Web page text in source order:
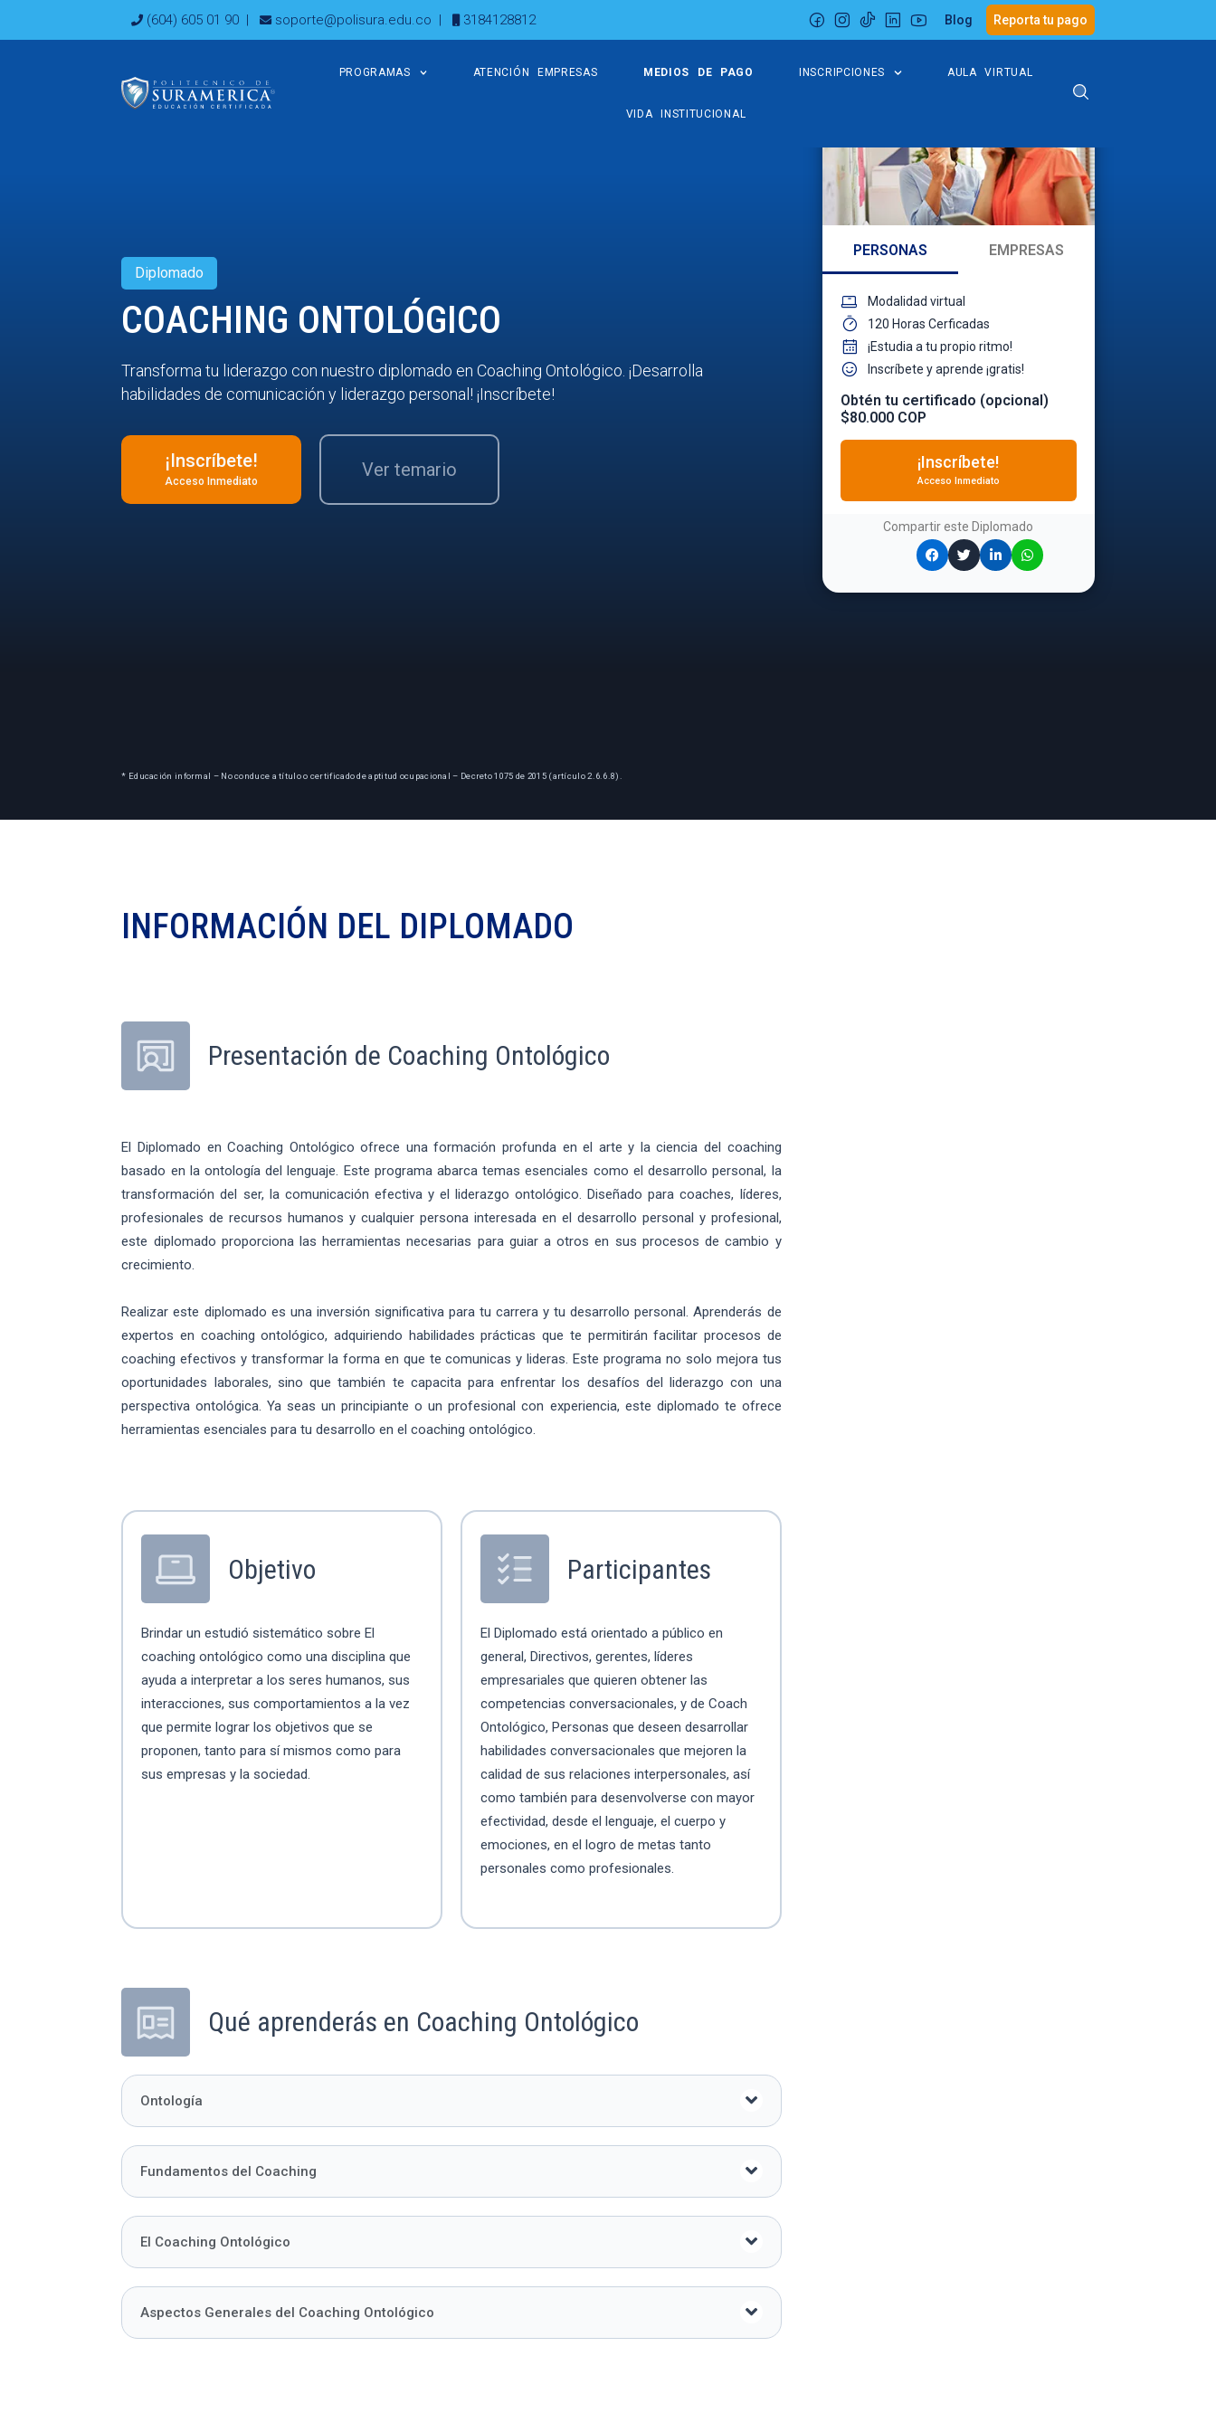
(604) 605 01 90 | soporte@polisura.edu.co | 3184128812 Blog Reporta tu pago
PROGRAMAS ATENCIÓN EMPRESAS MEDIOS DE PAGO INSCRIPCIONES AULA VIRTUAL
VIDA INSTITUCIONAL
Diplomado
COACHING ONTOLÓGICO
Transforma tu liderazgo con nuestro diplomado en Coaching Ontológico. ¡Desarrolla
habilidades de comunicación y liderazgo personal! ¡Inscríbete!
¡Inscríbete!
Acceso Inmediato
Ver temario
* Educación informal – No conduce a título o certificado de aptitud ocupacional – Decreto 1075 de 2015 (artículo 2.6.6.8).
INFORMACIÓN DEL DIPLOMADO
Presentación de Coaching Ontológico
El Diplomado en Coaching Ontológico ofrece una formación profunda en el arte y la ciencia del coaching
basado en la ontología del lenguaje. Este programa abarca temas esenciales como el desarrollo personal, la
transformación del ser, la comunicación efectiva y el liderazgo ontológico. Diseñado para coaches, líderes,
profesionales de recursos humanos y cualquier persona interesada en el desarrollo personal y profesional,
este diplomado proporciona las herramientas necesarias para guiar a otros en sus procesos de cambio y
crecimiento.
Realizar este diplomado es una inversión significativa para tu carrera y tu desarrollo personal. Aprenderás de
expertos en coaching ontológico, adquiriendo habilidades prácticas que te permitirán facilitar procesos de
coaching efectivos y transformar la forma en que te comunicas y lideras. Este programa no solo mejora tus
oportunidades laborales, sino que también te capacita para enfrentar los desafíos del liderazgo con una
perspectiva ontológica. Ya seas un principiante o un profesional con experiencia, este diplomado te ofrece
herramientas esenciales para tu desarrollo en el coaching ontológico.
Objetivo
Brindar un estudió sistemático sobre El
coaching ontológico como una disciplina que
ayuda a interpretar a los seres humanos, sus
interacciones, sus comportamientos a la vez
que permite lograr los objetivos que se
proponen, tanto para sí mismos como para
sus empresas y la sociedad.
Participantes
El Diplomado está orientado a público en
general, Directivos, gerentes, líderes
empresariales que quieren obtener las
competencias conversacionales, y de Coach
Ontológico, Personas que deseen desarrollar
habilidades conversacionales que mejoren la
calidad de sus relaciones interpersonales, así
como también para desenvolverse con mayor
efectividad, desde el lenguaje, el cuerpo y
emociones, en el logro de metas tanto
personales como profesionales.
Qué aprenderás en Coaching Ontológico
Ontología
Fundamentos del Coaching
El Coaching Ontológico
Aspectos Generales del Coaching Ontológico
PERSONAS EMPRESAS
Modalidad virtual
120 Horas Cerficadas
¡Estudia a tu propio ritmo!
Inscríbete y aprende ¡gratis!
Obtén tu certificado (opcional)
$80.000 COP
¡Inscríbete!
Acceso Inmediato
Compartir este Diplomado